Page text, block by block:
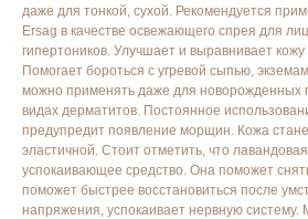
даже для тонкой, сухой. Рекомендуется
Ersag в качестве освежающего спрея для
гипертоников. Улучшает и выравнивает
Помогает бороться с угревой сыпью,
можно применять даже для новорожденных
видах дерматитов. Постоянное
предупредит появление морщин. Кожа
эластичной. Стоит отметить, что
успокаивающее средство. Она поможет
поможет быстрее восстановиться после
напряжения, успокаивает нервную
ERSAG
Bosh sahifa
Kompaniya haqida
hamkorsayti
Katalog
Badlar va vitaminlar
Yuz va tana uchun